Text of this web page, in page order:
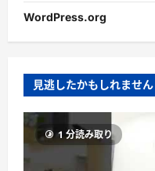
WordPress.org
見逃したかもしれません
1 分読み取り